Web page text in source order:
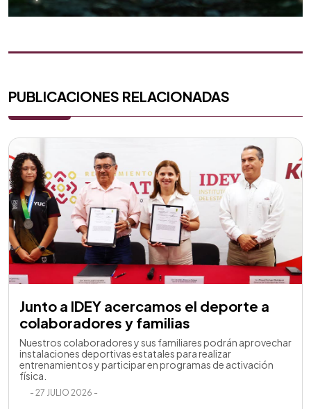
PUBLICACIONES RELACIONADAS
Junto a IDEY acercamos el deporte a
colaboradores y familias
Nuestros colaboradores y sus familiares podrán aprovechar
instalaciones deportivas estatales para realizar
entrenamientos y participar en programas de activación
física.
- 27 JULIO 2026 -